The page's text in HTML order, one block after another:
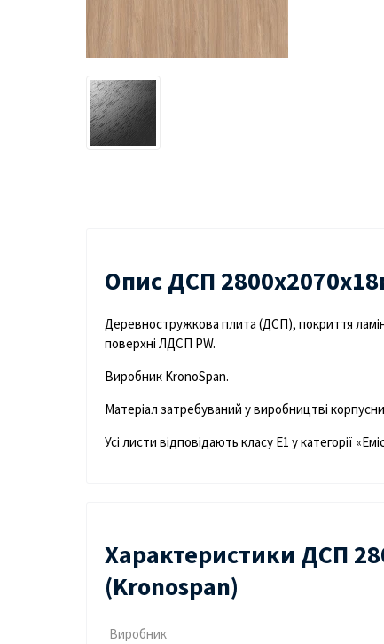
Опис ДСП
Деревностружкова плита (ДСП), покриття
поверхні ЛДСП PW.
Виробник KronoSpan.
Матеріал затребуваний у виробництві
Усі листи відповідають класу Е1 у категорії
Характеристики ДСП
(Kronospan)
Виробник